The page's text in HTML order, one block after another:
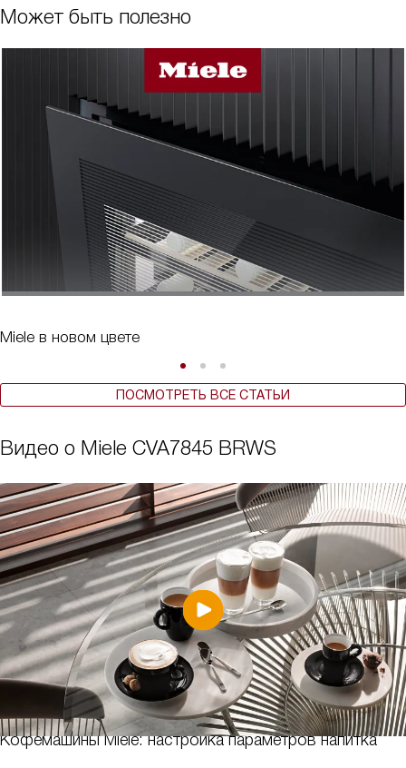
Может быть полезно
Miele в новом цвете
ПОСМОТРЕТЬ ВСЕ СТАТЬИ
Видео о Miele CVA7845 BRWS
Кофемашины Miele: настройка параметров напитка